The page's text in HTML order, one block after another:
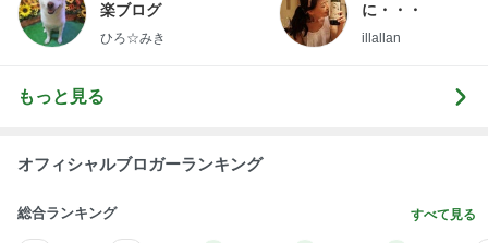
楽ブログ
ひろ☆みき
に・・・
illallan
もっと見る
オフィシャルブロガーランキング
総合ランキング すべて見る